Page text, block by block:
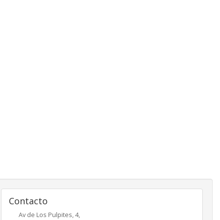
Contacto
Av de Los Pulpites, 4,